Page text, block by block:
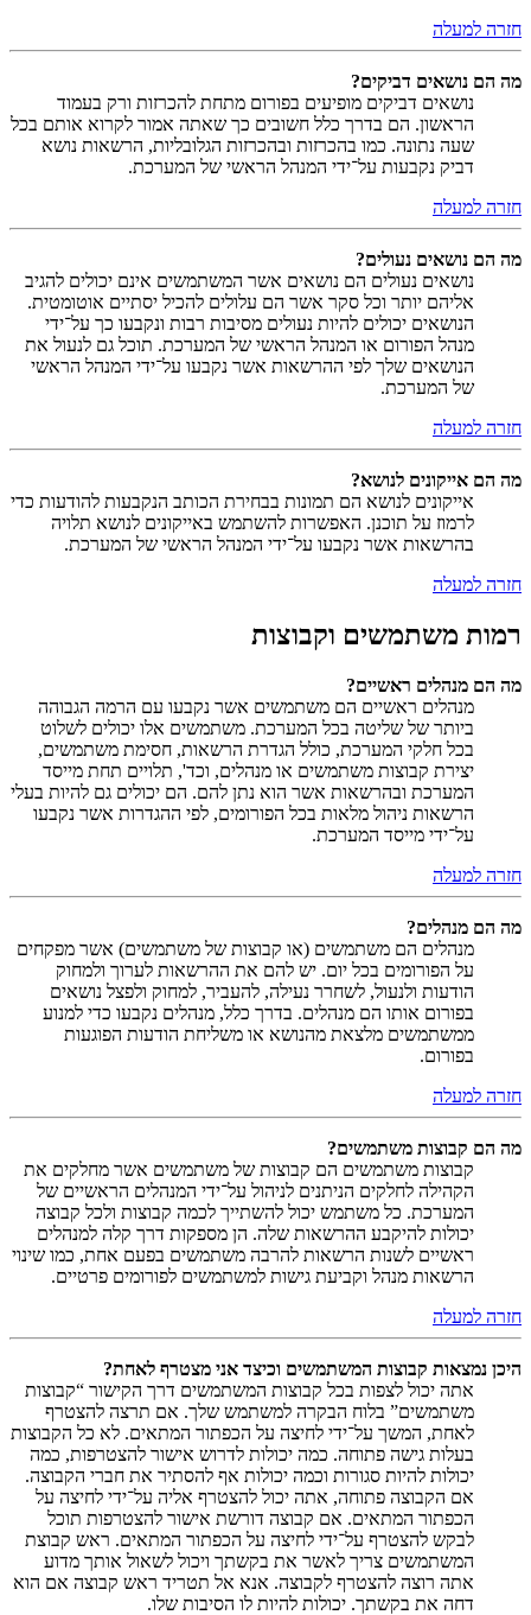
חזרה למעלה
מה הם נושאים דביקים?
נושאים דביקים מופיעים בפורום מתחת להכרזות ורק בעמוד
הראשון. הם בדרך כלל חשובים כך שאתה אמור לקרוא אותם בכל
שעה נתונה. כמו בהכרזות ובהכרזות הגלובליות, הרשאות נושא
דביק נקבעות על־ידי המנהל הראשי של המערכת.
חזרה למעלה
מה הם נושאים נעולים?
נושאים נעולים הם נושאים אשר המשתמשים אינם יכולים להגיב
אליהם יותר וכל סקר אשר הם עלולים להכיל יסתיים אוטומטית.
הנושאים יכולים להיות נעולים מסיבות רבות ונקבעו כך על־ידי
מנהל הפורום או המנהל הראשי של המערכת. תוכל גם לנעול את
הנושאים שלך לפי ההרשאות אשר נקבעו על־ידי המנהל הראשי
של המערכת.
חזרה למעלה
מה הם אייקונים לנושא?
אייקונים לנושא הם תמונות בבחירת הכותב הנקבעות להודעות כדי
לרמוז על תוכנן. האפשרות להשתמש באייקונים לנושא תלויה
בהרשאות אשר נקבעו על־ידי המנהל הראשי של המערכת.
חזרה למעלה
רמות משתמשים וקבוצות
מה הם מנהלים ראשיים?
מנהלים ראשיים הם משתמשים אשר נקבעו עם הרמה הגבוהה
ביותר של שליטה בכל המערכת. משתמשים אלו יכולים לשלוט
בכל חלקי המערכת, כולל הגדרת הרשאות, חסימת משתמשים,
יצירת קבוצות משתמשים או מנהלים, וכד', תלויים תחת מייסד
המערכת ובהרשאות אשר הוא נתן להם. הם יכולים גם להיות בעלי
הרשאות ניהול מלאות בכל הפורומים, לפי ההגדרות אשר נקבעו
על־ידי מייסד המערכת.
חזרה למעלה
מה הם מנהלים?
מנהלים הם משתמשים (או קבוצות של משתמשים) אשר מפקחים
על הפורומים בכל יום. יש להם את ההרשאות לערוך ולמחוק
הודעות ולנעול, לשחרר נעילה, להעביר, למחוק ולפצל נושאים
בפורום אותו הם מנהלים. בדרך כלל, מנהלים נקבעו כדי למנוע
ממשתמשים מלצאת מהנושא או משליחת הודעות הפוגעות
בפורום.
חזרה למעלה
מה הם קבוצות משתמשים?
קבוצות משתמשים הם קבוצות של משתמשים אשר מחלקים את
הקהילה לחלקים הניתנים לניהול על־ידי המנהלים הראשיים של
המערכת. כל משתמש יכול להשתייך לכמה קבוצות ולכל קבוצה
יכולות להיקבע ההרשאות שלה. הן מספקות דרך קלה למנהלים
ראשיים לשנות הרשאות להרבה משתמשים בפעם אחת, כמו שינוי
הרשאות מנהל וקביעת גישות למשתמשים לפורומים פרטיים.
חזרה למעלה
היכן נמצאות קבוצות המשתמשים וכיצד אני מצטרף לאחת?
אתה יכול לצפות בכל קבוצות המשתמשים דרך הקישור “קבוצות
משתמשים” בלוח הבקרה למשתמש שלך. אם תרצה להצטרף
לאחת, המשך על־ידי לחיצה על הכפתור המתאים. לא כל הקבוצות
בעלות גישה פתוחה. כמה יכולות לדרוש אישור להצטרפות, כמה
יכולות להיות סגורות וכמה יכולות אף להסתיר את חברי הקבוצה.
אם הקבוצה פתוחה, אתה יכול להצטרף אליה על־ידי לחיצה על
הכפתור המתאים. אם קבוצה דורשת אישור להצטרפות תוכל
לבקש להצטרף על־ידי לחיצה על הכפתור המתאים. ראש קבוצת
המשתמשים צריך לאשר את בקשתך ויכול לשאול אותך מדוע
אתה רוצה להצטרף לקבוצה. אנא אל תטריד ראש קבוצה אם הוא
דחה את בקשתך. יכולות להיות לו הסיבות שלו.